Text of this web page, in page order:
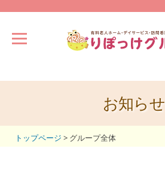
お知らせ
トップページ > グループ全体